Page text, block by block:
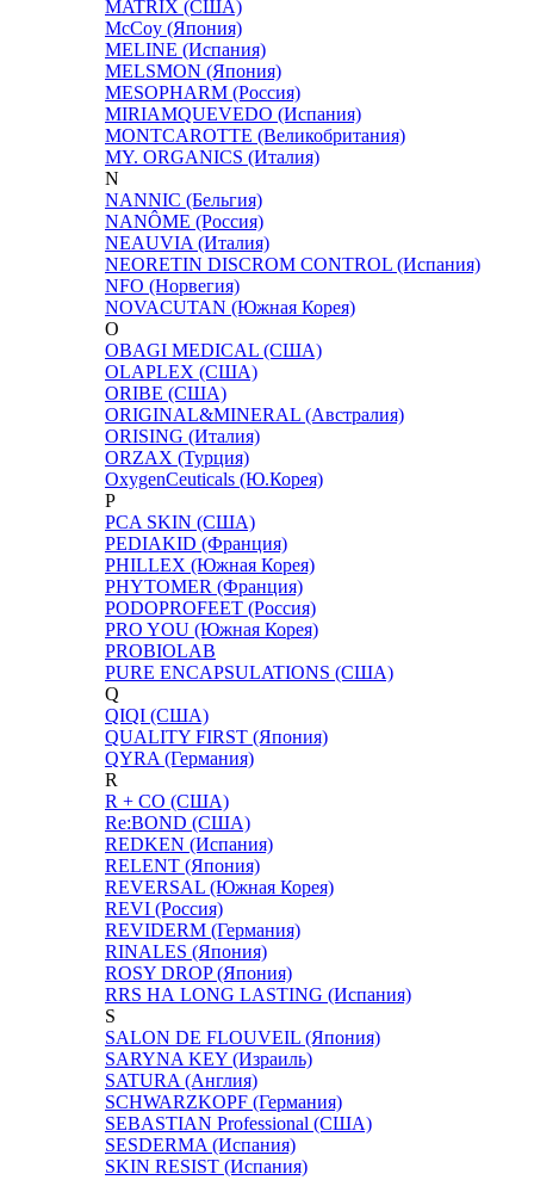
MATRIX (США)
McCoy (Япония)
MELINE (Испания)
MELSMON (Япония)
MESOPHARM (Россия)
MIRIAMQUEVEDO (Испания)
MONTCAROTTE (Великобритания)
MY. ORGANICS (Италия)
N
NANNIC (Бельгия)
NANÔME (Россия)
NEAUVIA (Италия)
NEORETIN DISCROM CONTROL (Испания)
NFO (Норвегия)
NOVACUTAN (Южная Корея)
O
OBAGI MEDICAL (США)
OLAPLEX (США)
ORIBE (США)
ORIGINAL&MINERAL (Австралия)
ORISING (Италия)
ORZAX (Турция)
OxygenCeuticals (Ю.Корея)
P
PCA SKIN (США)
PEDIAKID (Франция)
PHILLEX (Южная Корея)
PHYTOMER (Франция)
PODOPROFEET (Россия)
PRO YOU (Южная Корея)
PROBIOLAB
PURE ENCAPSULATIONS (США)
Q
QIQI (США)
QUALITY FIRST (Япония)
QYRA (Германия)
R
R + CO (США)
Re:BOND (США)
REDKEN (Испания)
RELENT (Япония)
REVERSAL (Южная Корея)
REVI (Россия)
REVIDERM (Германия)
RINALES (Япония)
ROSY DROP (Япония)
RRS НА LONG LASTING (Испания)
S
SALON DE FLOUVEIL (Япония)
SARYNA KEY (Израиль)
SATURA (Англия)
SCHWARZKOPF (Германия)
SEBASTIAN Professional (США)
SESDERMA (Испания)
SKIN RESIST (Испания)